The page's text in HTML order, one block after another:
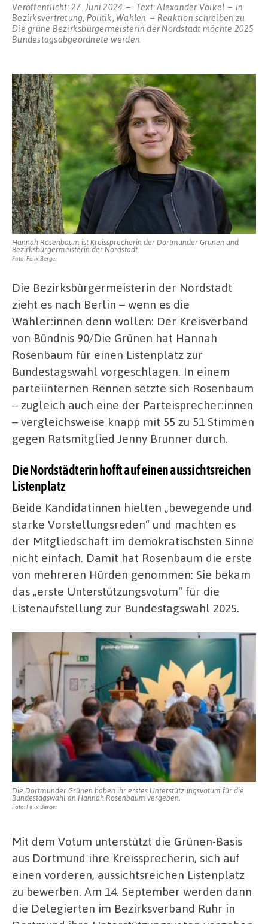
Veröffentlicht:27. Juni 2024 Text:Alexander Völkel
In
Bezirksvertretung, Politik, Wahlen Reaktion schreiben zu
Die grüne Bezirksbürgermeisterin der Nordstadt möchte 2025
Bundestagsabgeordnete werden
Hannah Rosenbaum ist Kreissprecherin der Dortmunder Grünen und
Bezirksbürgermeisterin der Nordstadt.
Foto: Felix Berger
Die Bezirksbürgermeisterin der Nordstadt
zieht es nach Berlin – wenn es die
Wähler:innen denn wollen: Der Kreisverband
von Bündnis 90/Die Grünen hat Hannah
Rosenbaum für einen Listenplatz zur
Bundestagswahl vorgeschlagen. In einem
parteiinternen Rennen setzte sich Rosenbaum
– zugleich auch eine der Parteisprecher:innen
– vergleichsweise knapp mit 55 zu 51 Stimmen
gegen Ratsmitglied Jenny Brunner durch.
Die Nordstädterin hofft auf einen aussichtsreichen
Listenplatz
Beide Kandidatinnen hielten „bewegende und
starke Vorstellungsreden“ und machten es
der Mitgliedschaft im demokratischsten Sinne
nicht einfach. Damit hat Rosenbaum die erste
von mehreren Hürden genommen: Sie bekam
das „erste Unterstützungsvotum“ für die
Listenaufstellung zur Bundestagswahl 2025.
Die Dortmunder Grünen haben ihr erstes Unterstützungsvotum für die
Bundestagswahl an Hannah Rosenbaum vergeben.
Foto: Felix Berger
Mit dem Votum unterstützt die Grünen-Basis
aus Dortmund ihre Kreissprecherin, sich auf
einen vorderen, aussichtsreichen Listenplatz
zu bewerben. Am 14. September werden dann
die Delegierten im Bezirksverband Ruhr in